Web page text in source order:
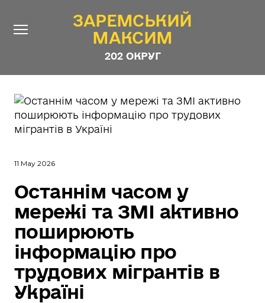
ЗАРЕМСЬКИЙ
МАКСИМ
202 ОКРУГ
ЗАРЕМСЬКИЙ
МАКСИМ
202 ОКРУГ
Новини
Контакти
Програма
Анонімні опитування
Стежити за Депутатом
11 May 2026
Останнім часом у
мережі та ЗМІ активно
поширюють
інформацію про
трудових мігрантів в
Україні